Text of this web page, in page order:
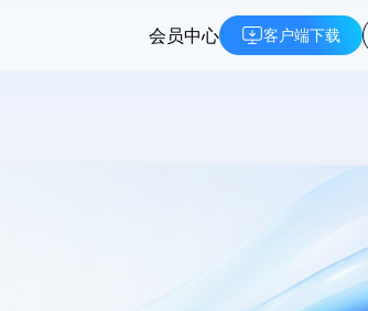
会员中心 客户端下载